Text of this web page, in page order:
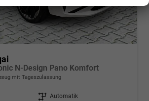
N-Design Pano Komfort
mit Tageszulassung
Getriebe Automatik